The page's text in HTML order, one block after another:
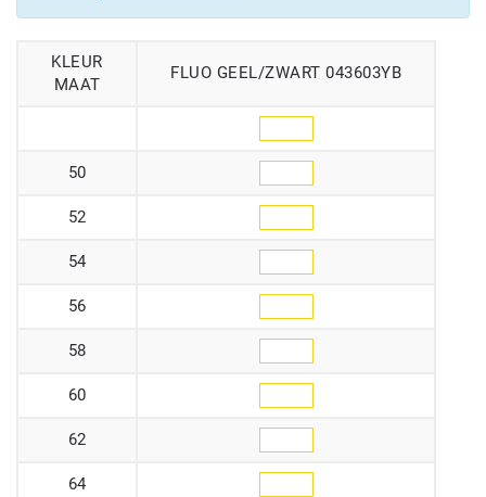
KLEUR
MAAT
FLUO GEEL/ZWART 043603YB
50
52
54
56
58
60
62
64